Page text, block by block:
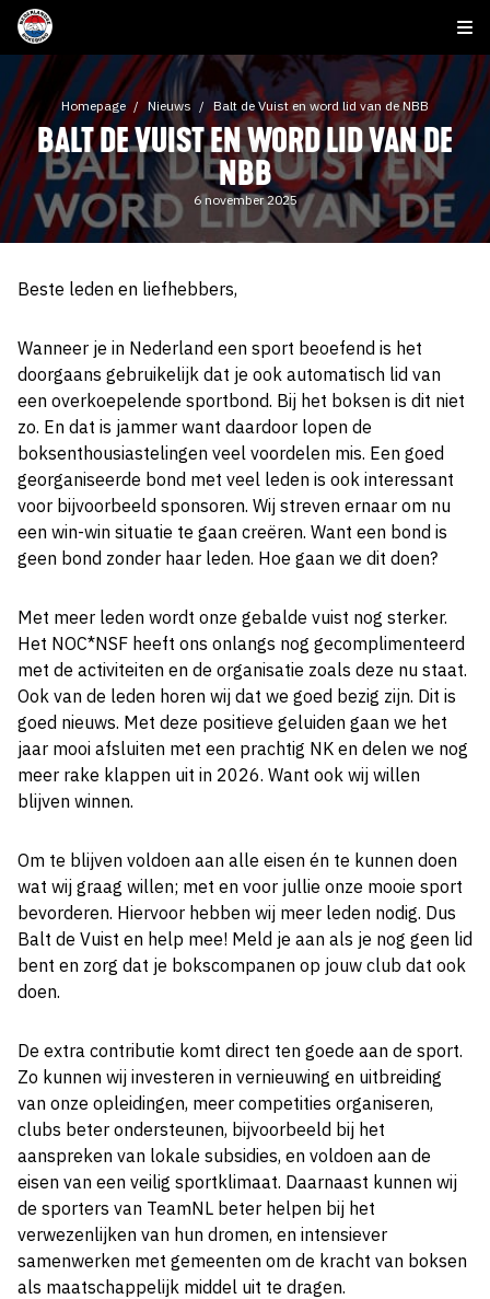
Homepage Nieuws Balt de Vuist en word lid van de NBB
BALT DE VUIST EN WORD LID VAN DE
NBB
6 november 2025
Beste leden en liefhebbers,
Wanneer je in Nederland een sport beoefend is het
doorgaans gebruikelijk dat je ook automatisch lid van
een overkoepelende sportbond. Bij het boksen is dit niet
zo. En dat is jammer want daardoor lopen de
boksenthousiastelingen veel voordelen mis. Een goed
georganiseerde bond met veel leden is ook interessant
voor bijvoorbeeld sponsoren. Wij streven ernaar om nu
een win-win situatie te gaan creëren. Want een bond is
geen bond zonder haar leden. Hoe gaan we dit doen?
Met meer leden wordt onze gebalde vuist nog sterker.
Het NOC*NSF heeft ons onlangs nog gecomplimenteerd
met de activiteiten en de organisatie zoals deze nu staat.
Ook van de leden horen wij dat we goed bezig zijn. Dit is
goed nieuws. Met deze positieve geluiden gaan we het
jaar mooi afsluiten met een prachtig NK en delen we nog
meer rake klappen uit in 2026. Want ook wij willen
blijven winnen.
Om te blijven voldoen aan alle eisen én te kunnen doen
wat wij graag willen; met en voor jullie onze mooie sport
bevorderen. Hiervoor hebben wij meer leden nodig. Dus
Balt de Vuist en help mee! Meld je aan als je nog geen lid
bent en zorg dat je bokscompanen op jouw club dat ook
doen.
De extra contributie komt direct ten goede aan de sport.
Zo kunnen wij investeren in vernieuwing en uitbreiding
van onze opleidingen, meer competities organiseren,
clubs beter ondersteunen, bijvoorbeeld bij het
aanspreken van lokale subsidies, en voldoen aan de
eisen van een veilig sportklimaat. Daarnaast kunnen wij
de sporters van TeamNL beter helpen bij het
verwezenlijken van hun dromen, en intensiever
samenwerken met gemeenten om de kracht van boksen
als maatschappelijk middel uit te dragen.